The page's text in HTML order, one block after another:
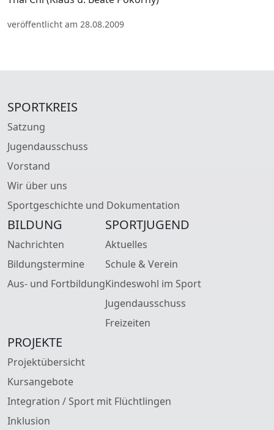
veröffentlicht am 28.08.2009
SPORTKREIS
Satzung
Jugendausschuss
Vorstand
Wir über uns
Sportgeschichte und Dokumentation
BILDUNG
Nachrichten
Bildungstermine
Aus- und Fortbildung
SPORTJUGEND
Aktuelles
Schule & Verein
Kindeswohl im Sport
Jugendausschuss
Freizeiten
PROJEKTE
Projektübersicht
Kursangebote
Integration / Sport mit Flüchtlingen
Inklusion